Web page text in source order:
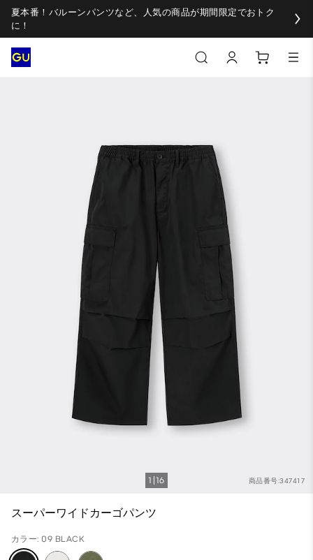
夏本番！バルーンパンツなど、人気の商品が期間限定でおトク
に！
商品番号:347417
1 16
スーパーワイドカーゴパンツ
カラー: 09 BLACK